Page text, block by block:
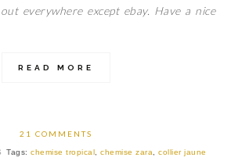
everywhere except ebay. Have a nice
READ MORE
21 COMMENTS
Tags:chemise tropical ,chemise zara ,collier jaune